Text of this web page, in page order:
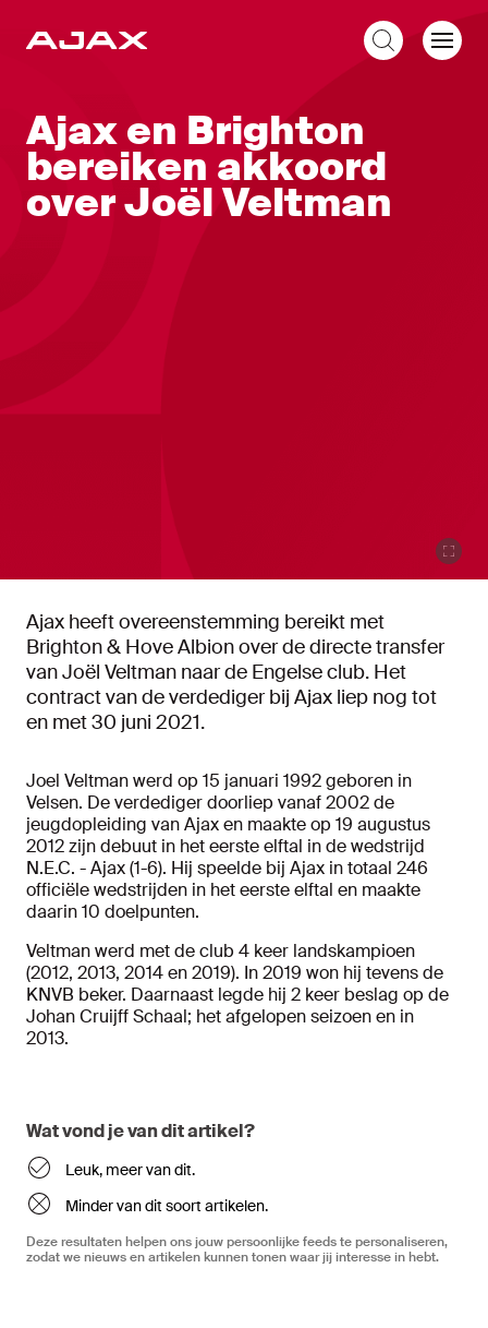
Ajax en Brighton
bereiken akkoord
over Joël Veltman
Ajax heeft overeenstemming bereikt met
Brighton & Hove Albion over de directe transfer
van Joël Veltman naar de Engelse club. Het
contract van de verdediger bij Ajax liep nog tot
en met 30 juni 2021.
Joel Veltman werd op 15 januari 1992 geboren in
Velsen. De verdediger doorliep vanaf 2002 de
jeugdopleiding van Ajax en maakte op 19 augustus
2012 zijn debuut in het eerste elftal in de wedstrijd
N.E.C. - Ajax (1-6). Hij speelde bij Ajax in totaal 246
officiële wedstrijden in het eerste elftal en maakte
daarin 10 doelpunten.
Veltman werd met de club 4 keer landskampioen
(2012, 2013, 2014 en 2019). In 2019 won hij tevens de
KNVB beker. Daarnaast legde hij 2 keer beslag op de
Johan Cruijff Schaal; het afgelopen seizoen en in
2013.
Wat vond je van dit artikel?
Leuk, meer van dit.
Minder van dit soort artikelen.
Deze resultaten helpen ons jouw persoonlijke feeds te personaliseren,
zodat we nieuws en artikelen kunnen tonen waar jij interesse in hebt.